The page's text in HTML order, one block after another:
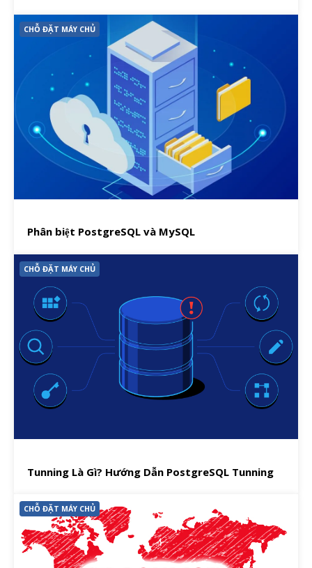
CHỖ ĐẶT MÁY CHỦ
Phân biệt PostgreSQL và MySQL
CHỖ ĐẶT MÁY CHỦ
Tunning Là Gì? Hướng Dẫn PostgreSQL Tunning
CHỖ ĐẶT MÁY CHỦ